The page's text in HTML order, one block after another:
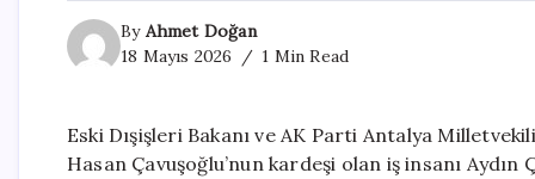
By Ahmet Doğan
18 Mayıs 2026
1 Min Read
Eski Dışişleri Bakanı ve AK Parti Antalya
Hasan Çavuşoğlu’nun kardeşi olan iş insanı